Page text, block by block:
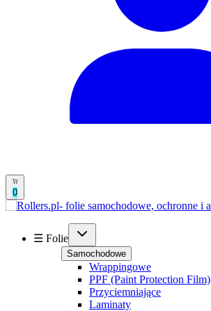
0
☰ Folie
Samochodowe
Wrappingowe
PPF (Paint Protection Film)
Przyciemniające
Laminaty